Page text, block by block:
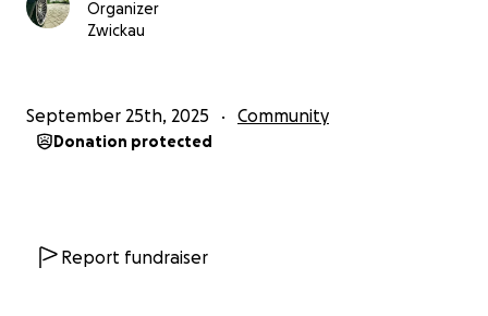
Wand sind eine grobe Schätzung und können je
nach Aufwand variieren.
Betrag an ein Kinderheim in Zwickau gespendet.
Organizer
Zwickau
September 25th, 2025 Community
Donation protected
Report fundraiser